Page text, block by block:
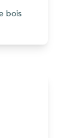
bois